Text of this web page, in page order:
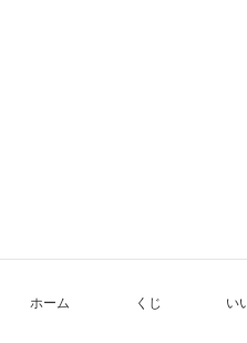
ホーム くじ い